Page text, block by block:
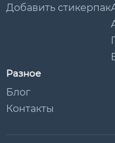
Добавить стикерпак
Разное
Блог
Контакты